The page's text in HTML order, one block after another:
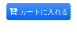
カートに入れる